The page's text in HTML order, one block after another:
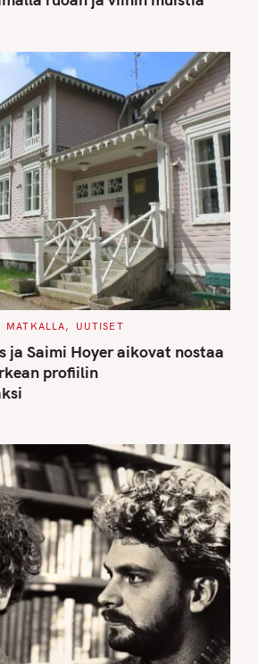
MATKALLA UUTISET
ja Saimi Hoyer aikovat nostaa
profiilin